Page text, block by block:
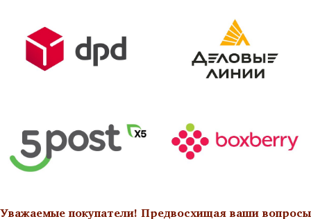
Уважаемые покупатели! Предвосхищая ваши вопросы